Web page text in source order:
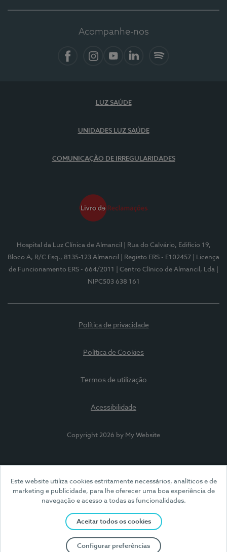
Este website utiliza cookies estritamente necessários, analíticos e de
marketing e publicidade, para lhe oferecer uma boa experiência de
navegação e acesso a todas as funcionalidades.
Aceitar todos os cookies
Configurar preferências
Acompanhe-nos
LUZ SAÚDE
UNIDADES LUZ SAÚDE
COMUNICAÇÃO DE IRREGULARIDADES
Hospital da Luz Clínica de Almancil
| Rua do Calvário, Edifício 19,
Bloco A, R/C Esq., 8135-123 Almancil
| Registo ERS - E102457
| Licença
de Funcionamento ERS - 664/2011
| Centro Clínico de Almancil, Lda
NIPC503 638 161
Política de privacidade
Política de Cookies
Termos de utilização
Acessibilidade
Copyright 2026 by My Website